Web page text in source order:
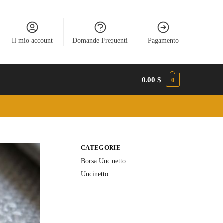
Il mio account Domande Frequenti Pagamento
0.00$ 0
CATEGORIE
Borsa Uncinetto
Uncinetto